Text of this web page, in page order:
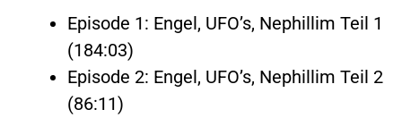
Episode 1: Engel, UFO’s, Nephillim Teil 1
(184:03)
Episode 2: Engel, UFO’s, Nephillim Teil 2
(86:11)